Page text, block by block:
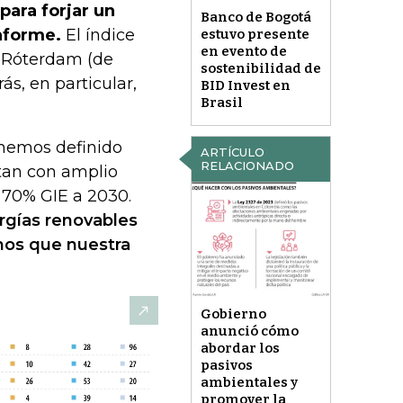
Banco de Bogotá
estuvo presente
en evento de
sostenibilidad de
BID Invest en
Brasil
forjar un
El índice
(de
en particular,
ARTÍCULO
RELACIONADO
Gobierno
anunció cómo
abordar los
pasivos
ambientales y
promover la
definido
con amplio
GIE a 2030.
renovables
que nuestra